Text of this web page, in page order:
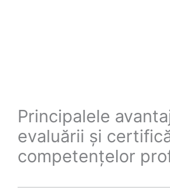
Principalele
evaluării și
competențelor